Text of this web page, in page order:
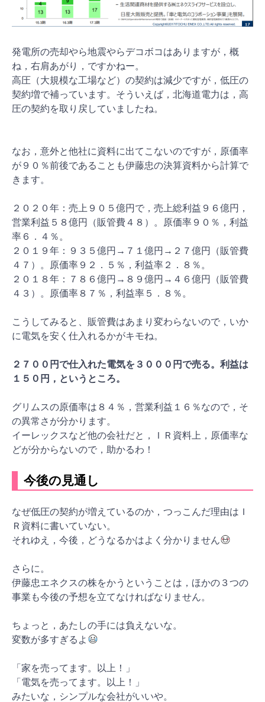
発電所の売却やら地震やらデコボコはありますが，概
ね，右肩あがり，ですかねー。
高圧（大規模な工場など）の契約は減少ですが，低圧の
契約増で補っています。そういえば，北海道電力は，高
圧の契約を取り戻していましたね。
なお，意外と他社に資料に出てこないのですが，原価率
が９０％前後であることも伊藤忠の決算資料から計算で
きます。
２０２０年：売上９０５億円で，売上総利益９６億円，
営業利益５８億円（販管費４８）。原価率９０％，利益
率６．４％。
２０１９年：９３５億円→７１億円→２７億円（販管費
４７）。原価率９２．５％，利益率２．８％。
２０１８年：７８６億円→８９億円→４６億円（販管費
４３）。原価率８７％，利益率５．８％。
こうしてみると、販管費はあまり変わらないので，いか
に電気を安く仕入れるかがキモね。
２７００円で仕入れた電気を３０００円で売る。利益は
１５０円，というところ。
グリムスの原価率は８４％，営業利益１６％なので，そ
の異常さが分かります。
イーレックスなど他の会社だと，ＩＲ資料上，原価率な
どが分からないので，助かるわ！
今後の見通し
なぜ低圧の契約が増えているのか，つっこんだ理由はＩ
Ｒ資料に書いていない。
それゆえ，今後，どうなるかはよく分かりません
さらに。
伊藤忠エネクスの株をかうということは，ほかの３つの
事業も今後の予想を立てなければなりません。
ちょっと，あたしの手には負えないな。
変数が多すぎるよ
「家を売ってます。以上！」
「電気を売ってます。以上！」
みたいな，シンプルな会社がいいや。